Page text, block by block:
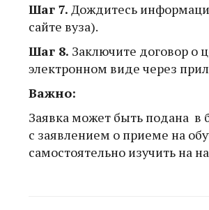
Шаг 7. Дождитесь
сайте вуза).
Шаг 8. Заключите договор о
электронном виде через
Важно:
Заявка может быть подана
с заявлением о приеме на
самостоятельно изучить на на